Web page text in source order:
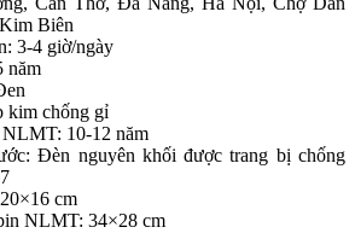
Biên
3-4 giờ/ngày
năm
kim chống gỉ
10-12 năm
Đèn nguyên khối được trang bị chống
cm
NLMT: 34×28 cm